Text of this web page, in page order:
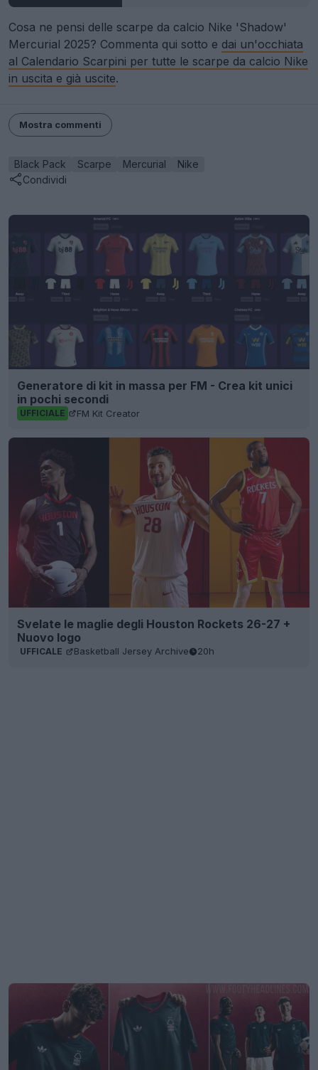
Cosa ne pensi delle scarpe da calcio Nike 'Shadow'
Mercurial 2025? Commenta qui sotto e dai un'occhiata
al Calendario Scarpini per tutte le scarpe da calcio Nike
in uscita e già uscite.
Mostra commenti
Black Pack Scarpe Mercurial
Nike
Condividi
Generatore di kit in massa per FM - Crea kit unici
in pochi secondi
UFFICIALE FM Kit Creator
Svelate le maglie degli Houston Rockets 26-27 +
Nuovo logo
UFFICALE Basketball Jersey Archive 20h